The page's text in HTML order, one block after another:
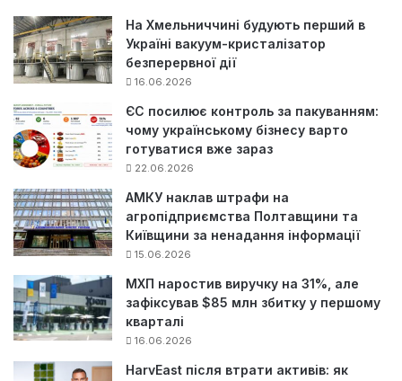
На Хмельниччині будують перший в
Україні вакуум-кристалізатор
безперервної дії
16.06.2026
ЄС посилює контроль за пакуванням:
чому українському бізнесу варто
готуватися вже зараз
22.06.2026
АМКУ наклав штрафи на
агропідприємства Полтавщини та
Київщини за ненадання інформації
15.06.2026
МХП наростив виручку на 31%, але
зафіксував $85 млн збитку у першому
кварталі
16.06.2026
HarvEast після втрати активів: як